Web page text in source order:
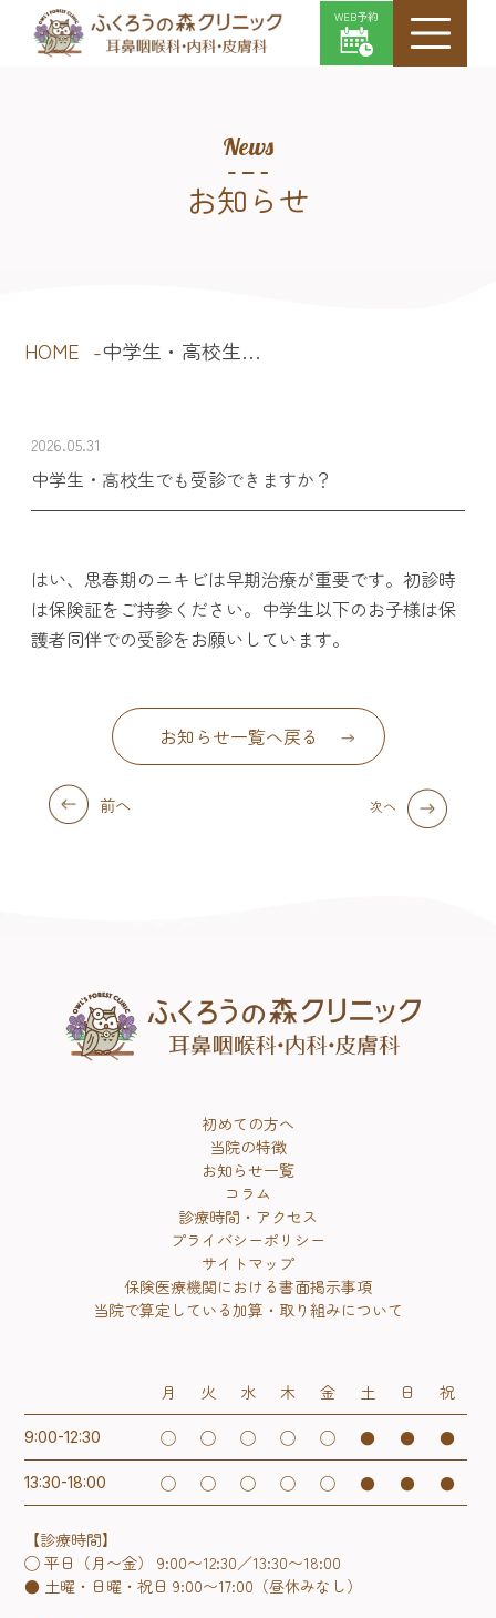
WEB予約
News
お知らせ
HOME 中学生・高校生…
2026.05.31
中学生・高校生でも受診できますか？
はい、思春期のニキビは早期治療が重要です。初診時
は保険証をご持参ください。中学生以下のお子様は保
護者同伴での受診をお願いしています。
お知らせ一覧へ戻る
前へ 次へ
初めての方へ
当院の特徴
お知らせ一覧
コラム
診療時間・アクセス
プライバシーポリシー
サイトマップ
保険医療機関における書面掲示事項
当院で算定している加算・取り組みについて
月 火 水 木 金 土 日 祝
9:00-12:30 ◯ ◯ ◯ ◯ ◯ ● ● ●
13:30-18:00 ◯ ◯ ◯ ◯ ◯ ● ● ●
【診療時間】
◯ 平日（月〜金） 9:00〜12:30／13:30〜18:00
● 土曜・日曜・祝日 9:00〜17:00（昼休みなし）